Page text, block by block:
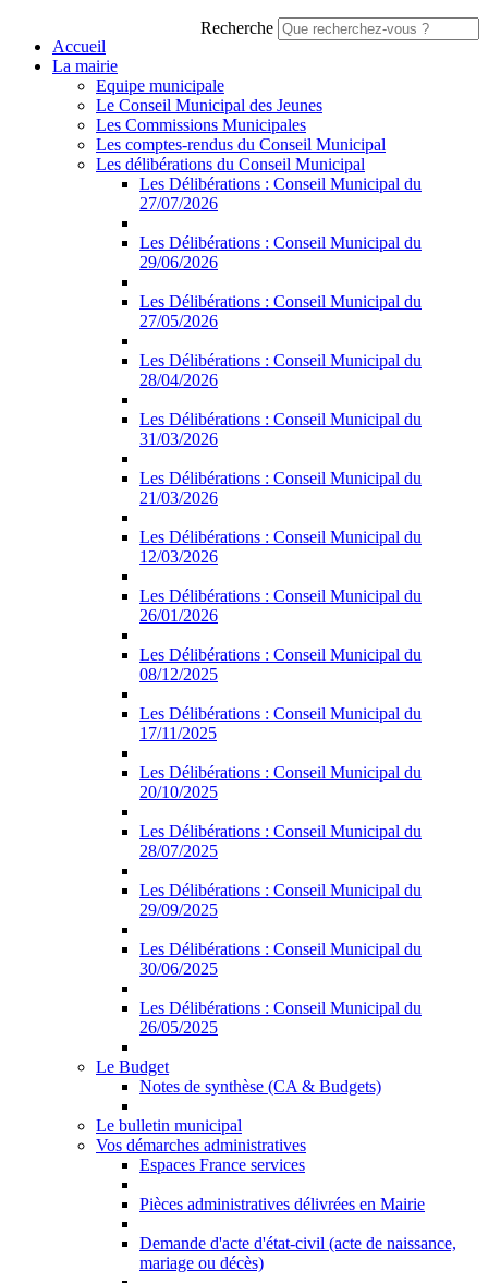
Recherche
Accueil
La mairie
Equipe municipale
Le Conseil Municipal des Jeunes
Les Commissions Municipales
Les comptes-rendus du Conseil Municipal
Les délibérations du Conseil Municipal
Les Délibérations : Conseil Municipal du
27/07/2026
Les Délibérations : Conseil Municipal du
29/06/2026
Les Délibérations : Conseil Municipal du
27/05/2026
Les Délibérations : Conseil Municipal du
28/04/2026
Les Délibérations : Conseil Municipal du
31/03/2026
Les Délibérations : Conseil Municipal du
21/03/2026
Les Délibérations : Conseil Municipal du
12/03/2026
Les Délibérations : Conseil Municipal du
26/01/2026
Les Délibérations : Conseil Municipal du
08/12/2025
Les Délibérations : Conseil Municipal du
17/11/2025
Les Délibérations : Conseil Municipal du
20/10/2025
Les Délibérations : Conseil Municipal du
28/07/2025
Les Délibérations : Conseil Municipal du
29/09/2025
Les Délibérations : Conseil Municipal du
30/06/2025
Les Délibérations : Conseil Municipal du
26/05/2025
Le Budget
Notes de synthèse (CA & Budgets)
Le bulletin municipal
Vos démarches administratives
Espaces France services
Pièces administratives délivrées en Mairie
Demande d'acte d'état-civil (acte de naissance,
mariage ou décès)